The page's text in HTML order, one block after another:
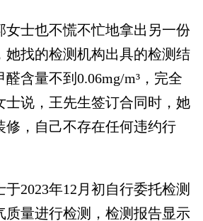
士也不慌不忙地拿出另一份
她找的检测机构出具的检测结
含量不到0.06mg/m³，完全
士说，王先生签订合同时，她
修，自己不存在任何违约行
年12月初自行委托检测
质量进行检测，检测报告显示